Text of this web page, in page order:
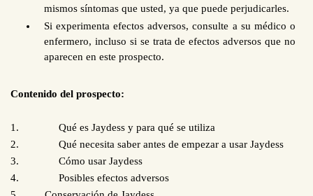
mismos síntomas que usted, ya que puede perjudicarles.
Si experimenta efectos adversos, consulte a su médico o
enfermero, incluso si se trata de efectos adversos que no
aparecen en este prospecto.
Contenido del prospecto:
1.
Qué es Jaydess y para qué se utiliza
2.
Qué necesita saber antes de empezar a usar Jaydess
3.
Cómo usar Jaydess
4.
Posibles efectos adversos